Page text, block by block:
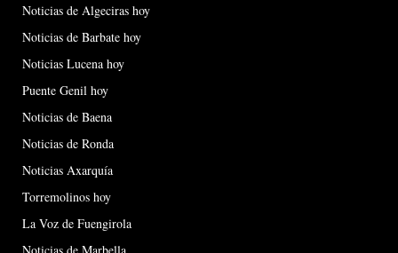
Noticias de Algeciras hoy
Noticias de Barbate hoy
Noticias Lucena hoy
Puente Genil hoy
Noticias de Baena
Noticias de Ronda
Noticias Axarquía
Torremolinos hoy
La Voz de Fuengirola